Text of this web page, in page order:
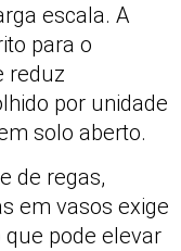
escala. A
para o
reduz
por unidade
solo aberto.
de regas,
em vasos exige
que pode elevar